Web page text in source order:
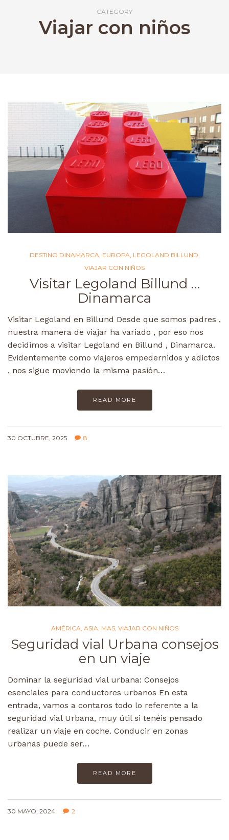
CATEGORY
Viajar con niños
DESTINO DINAMARCA EUROPA LEGOLAND BILLUND
VIAJAR CON NIÑOS
Visitar Legoland Billund …
Dinamarca
Visitar Legoland en Billund Desde que somos padres ,
nuestra manera de viajar ha variado , por eso nos
decidimos a visitar Legoland en Billund , Dinamarca.
Evidentemente como viajeros empedernidos y adictos
, nos sigue moviendo la misma pasión…
READ MORE
30 OCTUBRE, 2025 8
AMÉRICA ASIA MAS, VIAJAR CON NIÑOS
Seguridad vial Urbana consejos
en un viaje
Dominar la seguridad vial urbana: Consejos
esenciales para conductores urbanos En esta
entrada, vamos a contaros todo lo referente a la
seguridad vial Urbana, muy útil si tenéis pensado
realizar un viaje en coche. Conducir en zonas
urbanas puede ser…
READ MORE
30 MAYO, 2024 2